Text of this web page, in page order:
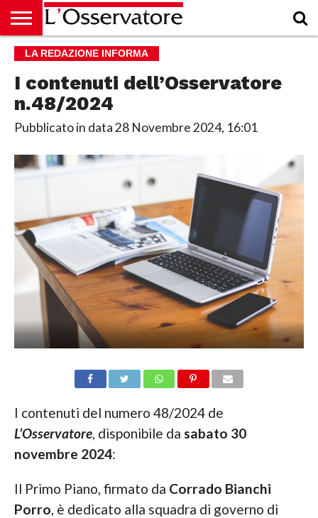
HOME
CULTURA
ECONOMIA
RUBRICHE
ARCHIVIO
PODCAST
ABBONAMENTO
CHI
ACCEDI
LA REDAZIONE INFORMA
I contenuti dell’Osservatore
n.48/2024
Pubblicato in data28 Novembre 2024, 16:01
I contenuti del numero 48/2024 de
L’Osservatore, disponibile da sabato 30
novembre 2024:
Il Primo Piano, firmato da Corrado Bianchi
Porro , è dedicato alla squadra di governo di